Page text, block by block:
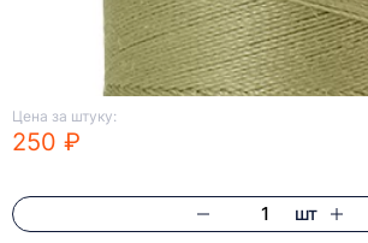
Цена за штуку:
250 ₽
шт